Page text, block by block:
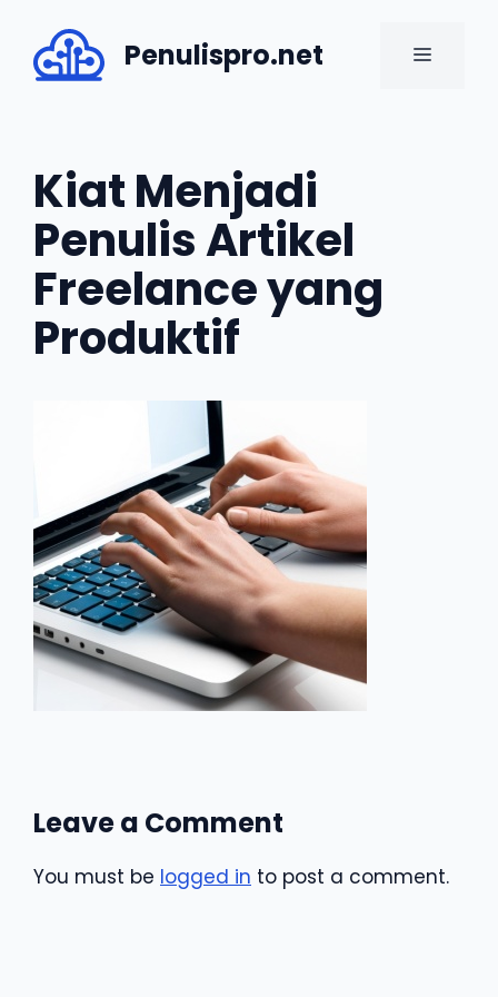
content
Penulispro.net MENU
Kiat Menjadi
Penulis Artikel
Freelance yang
Produktif
Leave a Comment
You must be logged in to post a comment.